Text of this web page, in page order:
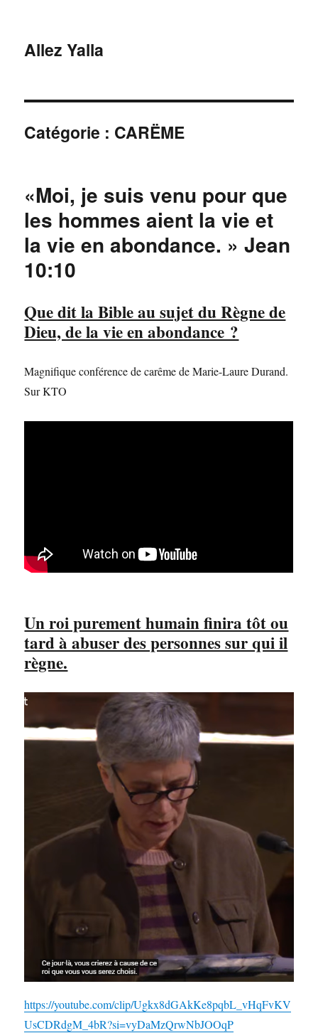
Allez Yalla
Catégorie : CARËME
«Moi, je suis venu pour que
les hommes aient la vie et
la vie en abondance. » Jean
10:10
Que dit la Bible au sujet du Règne de
Dieu, de la vie en abondance ?
Magnifique conférence de carême de Marie-Laure Durand.
Sur KTO
Un roi purement humain finira tôt ou
tard à abuser des personnes sur qui il
règne.
https://youtube.com/clip/Ugkx8dGAkKe8pqbL_vHqFvKV
UsCDRdgM_4bR?si=vyDaMzQrwNbJOOqP